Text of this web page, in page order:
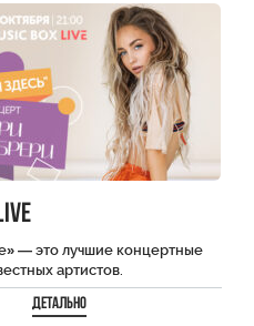
— это лучшие концертные
артистов.
профессиональная
зала. Теперь не…
Детально